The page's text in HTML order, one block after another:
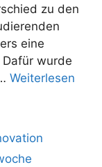
zu den
eine
wurde
Weiterlesen